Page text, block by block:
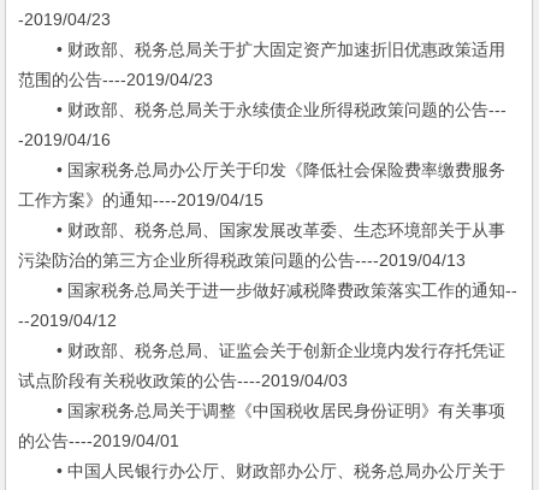
-2019/04/23
• 财政部、税务总局关于扩大固定资产加速折旧优惠政策适用
范围的公告----2019/04/23
• 财政部、税务总局关于永续债企业所得税政策问题的公告---
-2019/04/16
• 国家税务总局办公厅关于印发《降低社会保险费率缴费服务
工作方案》的通知----2019/04/15
• 财政部、税务总局、国家发展改革委、生态环境部关于从事
污染防治的第三方企业所得税政策问题的公告----2019/04/13
• 国家税务总局关于进一步做好减税降费政策落实工作的通知--
--2019/04/12
• 财政部、税务总局、证监会关于创新企业境内发行存托凭证
试点阶段有关税收政策的公告----2019/04/03
• 国家税务总局关于调整《中国税收居民身份证明》有关事项
的公告----2019/04/01
• 中国人民银行办公厅、财政部办公厅、税务总局办公厅关于